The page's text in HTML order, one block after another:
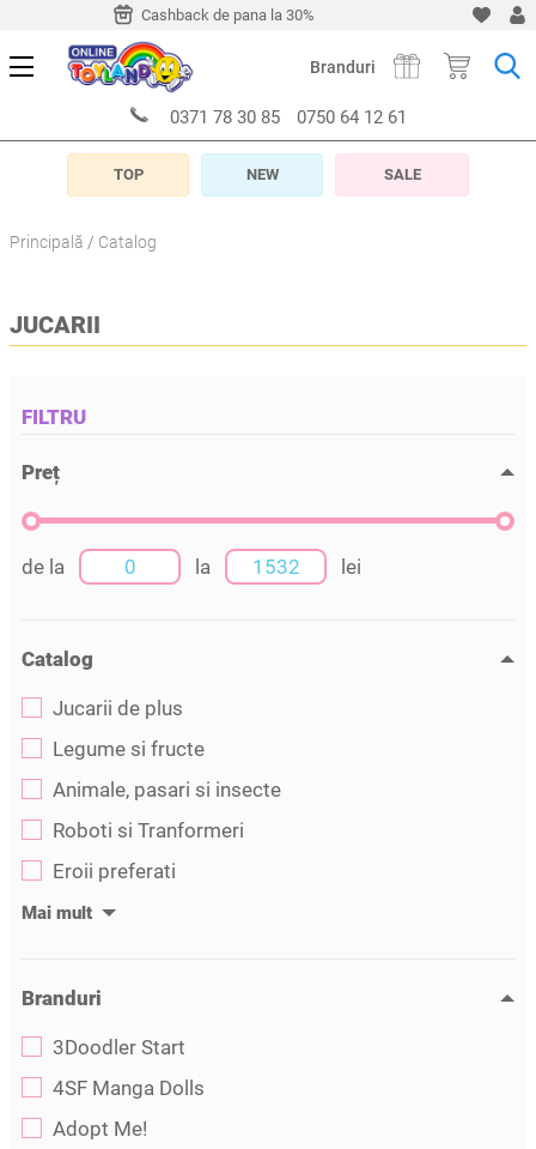
Cashback de pana la 30% Livrare timp de 5-10
Branduri
0371 78 30 85 0750 64 12 61
TOP NEW SALE
Principală Catalog
JUCARII
FILTRU
Preț
de la la lei
Catalog
Jucarii de plus
Legume si fructe
Animale, pasari si insecte
Roboti si Tranformeri
Eroii preferati
Branduri
3Doodler Start
4SF Manga Dolls
Adopt Me!